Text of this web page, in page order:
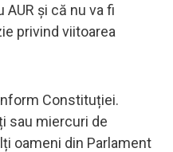
și că nu va fi
privind viitoarea
Constituției.
sau miercuri de
oameni din Parlament